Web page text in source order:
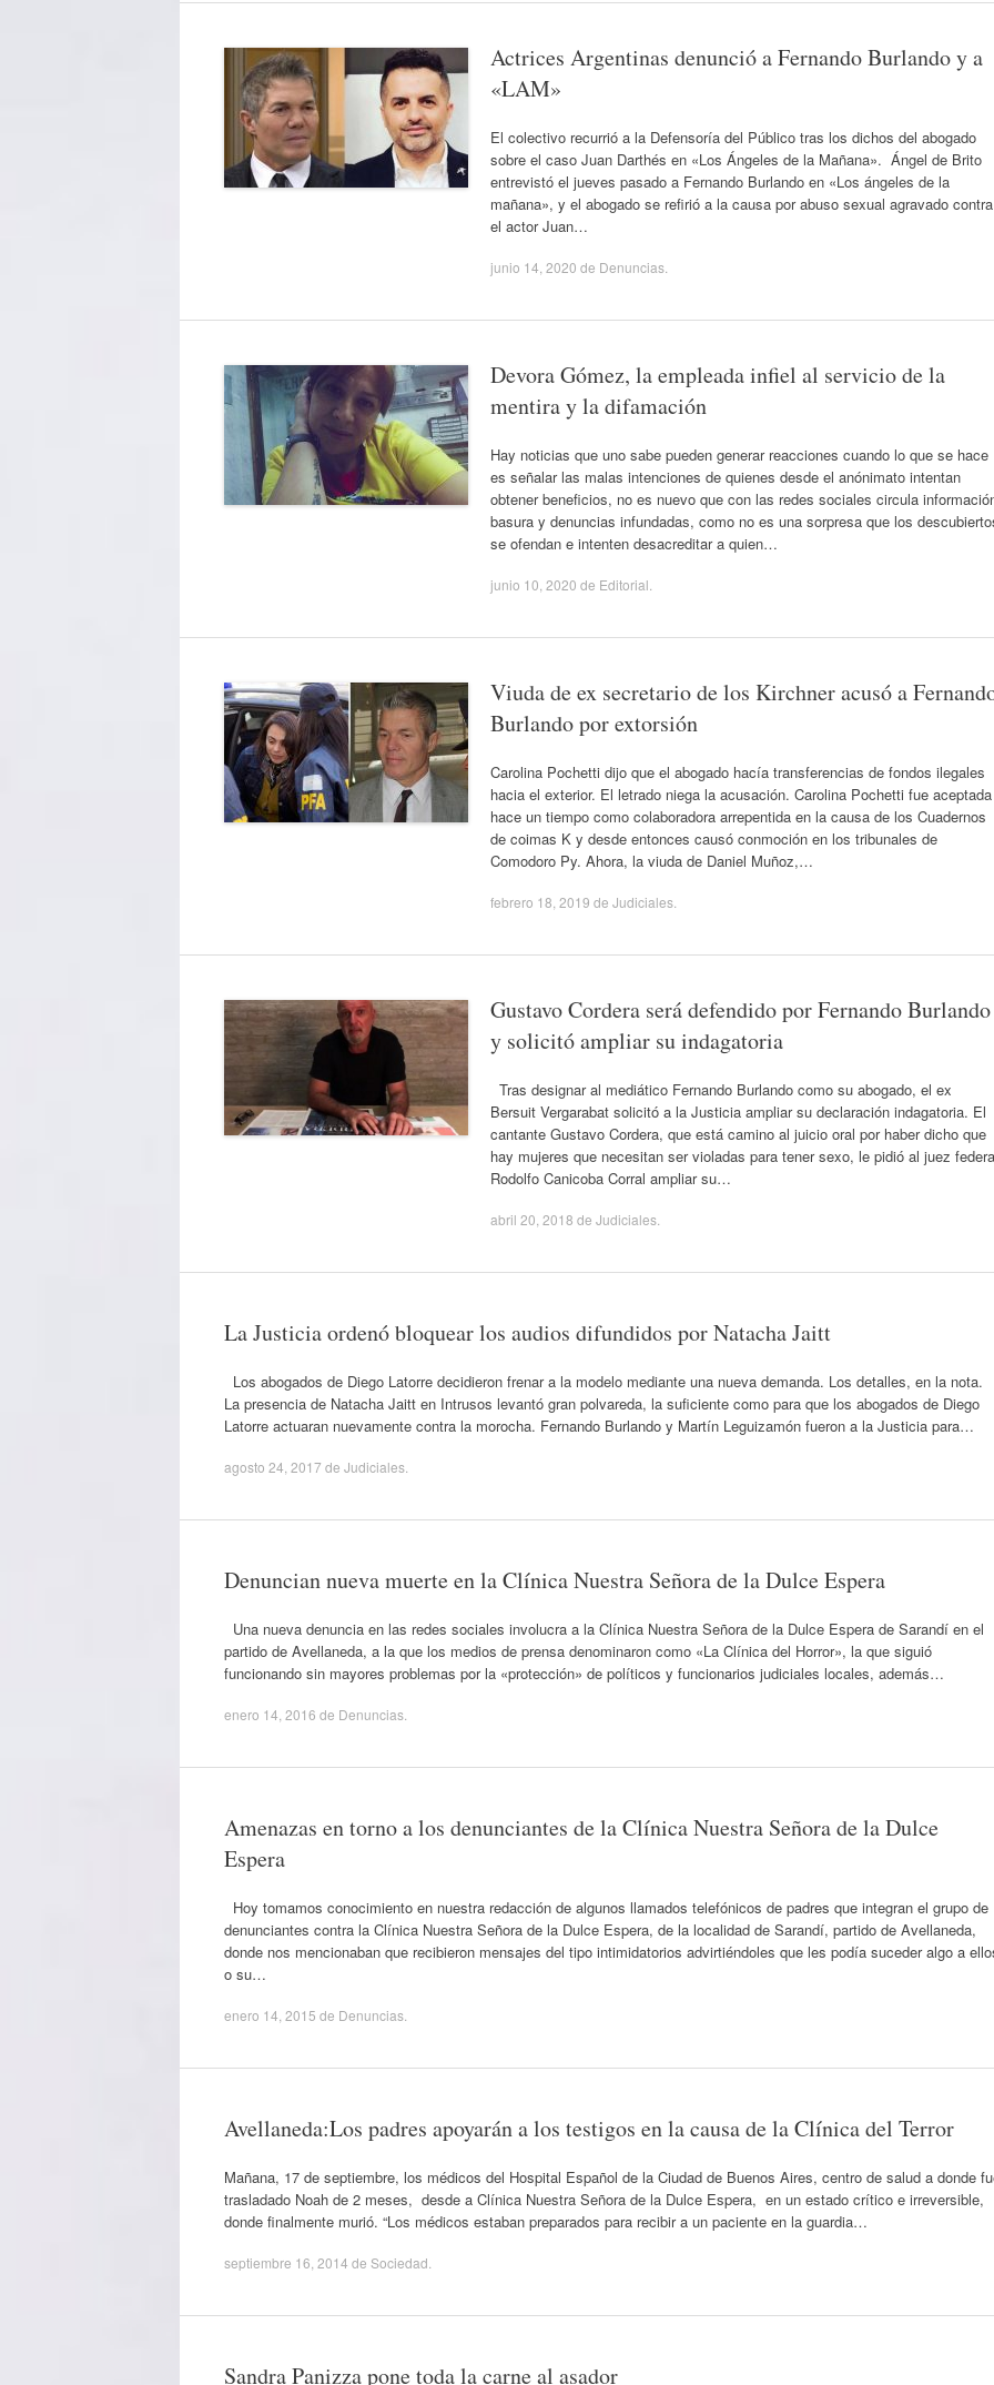
Actrices Argentinas denunció a Fernando Burlando y a
«LAM»
El colectivo recurrió a la Defensoría del Público tras los dichos del abogado
sobre el caso Juan Darthés en «Los Ángeles de la Mañana». Ángel de Brito
entrevistó el jueves pasado a Fernando Burlando en «Los ángeles de la
mañana», y el abogado se refirió a la causa por abuso sexual agravado contra
el actor Juan…
junio 14, 2020 de Denuncias
Devora Gómez, la empleada infiel al servicio de la
mentira y la difamación
Hay noticias que uno sabe pueden generar reacciones cuando lo que se hace
es señalar las malas intenciones de quienes desde el anónimato intentan
obtener beneficios, no es nuevo que con las redes sociales circula
basura y denuncias infundadas, como no es una sorpresa que los
se ofendan e intenten desacreditar a quien…
junio 10, 2020 de Editorial
Viuda de ex secretario de los Kirchner acusó a
Burlando por extorsión
Carolina Pochetti dijo que el abogado hacía transferencias de fondos ilegales
hacia el exterior. El letrado niega la acusación. Carolina Pochetti fue aceptada
hace un tiempo como colaboradora arrepentida en la causa de los Cuadernos
de coimas K y desde entonces causó conmoción en los tribunales de
Comodoro Py. Ahora, la viuda de Daniel Muñoz,…
febrero 18, 2019 de Judiciales
Gustavo Cordera será defendido por Fernando Burlando
y solicitó ampliar su indagatoria
Tras designar al mediático Fernando Burlando como su abogado, el ex
Bersuit Vergarabat solicitó a la Justicia ampliar su declaración indagatoria. El
cantante Gustavo Cordera, que está camino al juicio oral por haber dicho que
hay mujeres que necesitan ser violadas para tener sexo, le pidió al juez
Rodolfo Canicoba Corral ampliar su…
abril 20, 2018 de Judiciales
La Justicia ordenó bloquear los audios difundidos por Natacha Jaitt
Los abogados de Diego Latorre decidieron frenar a la modelo mediante una nueva demanda. Los detalles, en la nota.
La presencia de Natacha Jaitt en Intrusos levantó gran polvareda, la suficiente como para que los abogados de Diego
Latorre actuaran nuevamente contra la morocha. Fernando Burlando y Martín Leguizamón fueron a la Justicia para…
agosto 24, 2017 de Judiciales
Denuncian nueva muerte en la Clínica Nuestra Señora de la Dulce Espera
Una nueva denuncia en las redes sociales involucra a la Clínica Nuestra Señora de la Dulce Espera de Sarandí en el
partido de Avellaneda, a la que los medios de prensa denominaron como «La Clínica del Horror», la que siguió
funcionando sin mayores problemas por la «protección» de políticos y funcionarios judiciales locales, además…
enero 14, 2016 de Denuncias
Amenazas en torno a los denunciantes de la Clínica Nuestra Señora de la Dulce
Espera
Hoy tomamos conocimiento en nuestra redacción de algunos llamados telefónicos de padres que integran el grupo de
denunciantes contra la Clínica Nuestra Señora de la Dulce Espera, de la localidad de Sarandí, partido de Avellaneda,
donde nos mencionaban que recibieron mensajes del tipo intimidatorios advirtiéndoles que les podía suceder algo a
o su…
enero 14, 2015 de Denuncias
Avellaneda:Los padres apoyarán a los testigos en la causa de la Clínica del Terror
Mañana, 17 de septiembre, los médicos del Hospital Español de la Ciudad de Buenos Aires, centro de salud a donde
trasladado Noah de 2 meses, desde a Clínica Nuestra Señora de la Dulce Espera, en un estado crítico e irreversible,
donde finalmente murió. “Los médicos estaban preparados para recibir a un paciente en la guardia…
septiembre 16, 2014 de Sociedad
Sandra Panizza pone toda la carne al asador